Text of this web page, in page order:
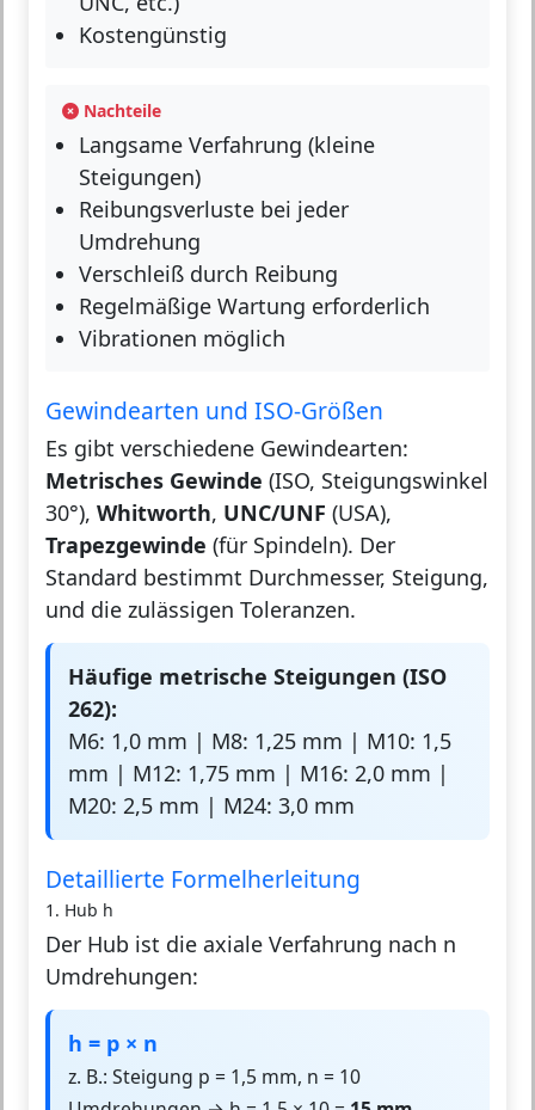
Kostengünstig
Nachteile
Langsame Verfahrung (kleine
Steigungen)
Reibungsverluste bei jeder
Umdrehung
Verschleiß durch Reibung
Regelmäßige Wartung erforderlich
Vibrationen möglich
Gewindearten und ISO-Größen
Es gibt verschiedene Gewindearten:
Metrisches Gewinde (ISO, Steigungswinkel
30°), Whitworth, UNC/UNF (USA),
Trapezgewinde (für Spindeln). Der
Standard bestimmt Durchmesser, Steigung,
und die zulässigen Toleranzen.
Häufige metrische Steigungen (ISO
262):
M6: 1,0 mm | M8: 1,25 mm | M10: 1,5
mm | M12: 1,75 mm | M16: 2,0 mm |
M20: 2,5 mm | M24: 3,0 mm
Detaillierte Formelherleitung
1. Hub h
Der Hub ist die axiale Verfahrung nach n
Umdrehungen:
h = p × n
z. B.: Steigung p = 1,5 mm, n = 10